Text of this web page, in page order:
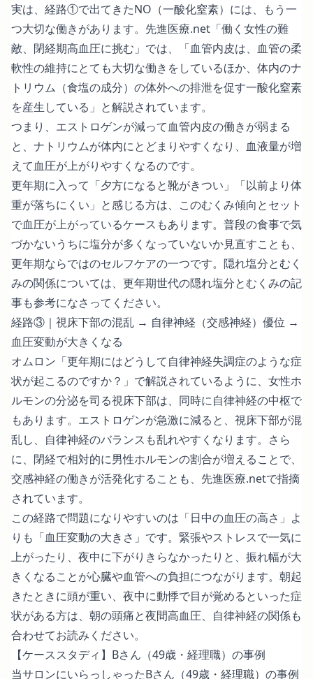
実は、経路①で出てきたNO（一酸化窒素）には、もう一
つ大切な働きがあります。 先進医療.net「働く女性の難
敵、閉経期高血圧に挑む」 では、「血管内皮は、血管の柔
軟性の維持にとても大切な働きをしているほか、体内のナ
トリウム（食塩の成分）の体外への排泄を促す一酸化窒素
を産生している」と解説されています。
つまり、エストロゲンが減って血管内皮の働きが弱まる
と、ナトリウムが体内にとどまりやすくなり、血液量が増
えて血圧が上がりやすくなるのです。
更年期に入って「夕方になると靴がきつい」「以前より体
重が落ちにくい」と感じる方は、このむくみ傾向とセット
で血圧が上がっているケースもあります。普段の食事で気
づかないうちに塩分が多くなっていないか見直すことも、
更年期ならではのセルフケアの一つです。隠れ塩分とむく
みの関係については、 更年期世代の隠れ塩分とむくみの記
事も参考になさってください。
経路③｜視床下部の混乱 → 自律神経（交感神経）優位 →
血圧変動が大きくなる
オムロン「更年期にはどうして自律神経失調症のような症
状が起こるのですか？」 で解説されているように、女性ホ
ルモンの分泌を司る視床下部は、同時に自律神経の中枢で
もあります。エストロゲンが急激に減ると、視床下部が混
乱し、自律神経のバランスも乱れやすくなります。さら
に、閉経で相対的に男性ホルモンの割合が増えることで、
交感神経の働きが活発化することも、先進医療.netで指摘
されています。
この経路で問題になりやすいのは「日中の血圧の高さ」よ
りも「血圧変動の大きさ」です。緊張やストレスで一気に
上がったり、夜中に下がりきらなかったりと、振れ幅が大
きくなることが心臓や血管への負担につながります。朝起
きたときに頭が重い、夜中に動悸で目が覚めるといった症
状がある方は、 朝の頭痛と夜間高血圧、自律神経の関係も
合わせてお読みください。
【ケーススタディ】Bさん（49歳・経理職）の事例
当サロンにいらっしゃったBさん（49歳・経理職）の事例